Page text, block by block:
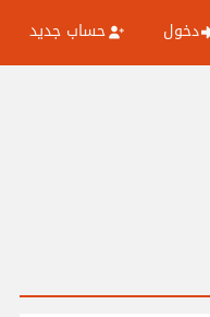
دخول حساب جديد